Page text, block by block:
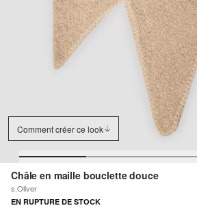
Comment créer ce look
Châle en maille bouclette douce
s.Oliver
EN RUPTURE DE STOCK